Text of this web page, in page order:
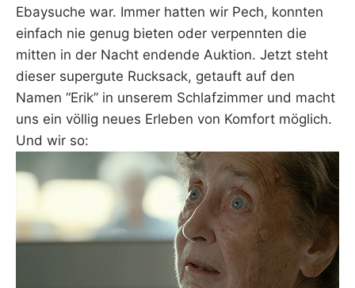
Ebaysuche war. Immer hatten wir Pech, konnten
einfach nie genug bieten oder verpennten die
mitten in der Nacht endende Auktion. Jetzt steht
dieser supergute Rucksack, getauft auf den
Namen “Erik” in unserem Schlafzimmer und macht
uns ein völlig neues Erleben von Komfort möglich.
Und wir so: